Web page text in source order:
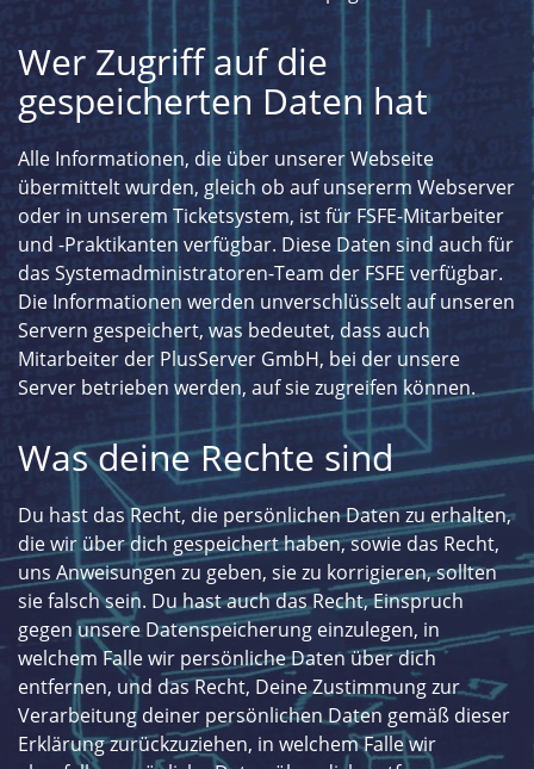
Wer Zugriff auf die
gespeicherten Daten hat
Alle Informationen, die über unserer Webseite
übermittelt wurden, gleich ob auf unsererm Webserver
oder in unserem Ticketsystem, ist für FSFE-Mitarbeiter
und -Praktikanten verfügbar. Diese Daten sind auch für
das Systemadministratoren-Team der FSFE verfügbar.
Die Informationen werden unverschlüsselt auf unseren
Servern gespeichert, was bedeutet, dass auch
Mitarbeiter der PlusServer GmbH, bei der unsere
Server betrieben werden, auf sie zugreifen können.
Was deine Rechte sind
Du hast das Recht, die persönlichen Daten zu erhalten,
die wir über dich gespeichert haben, sowie das Recht,
uns Anweisungen zu geben, sie zu korrigieren, sollten
sie falsch sein. Du hast auch das Recht, Einspruch
gegen unsere Datenspeicherung einzulegen, in
welchem Falle wir persönliche Daten über dich
entfernen, und das Recht, Deine Zustimmung zur
Verarbeitung deiner persönlichen Daten gemäß dieser
Erklärung zurückzuziehen, in welchem Falle wir